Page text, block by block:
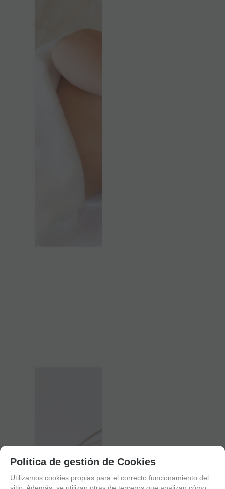
Política de gestión de Cookies
Utilizamos cookies propias para el correcto funcionamiento del